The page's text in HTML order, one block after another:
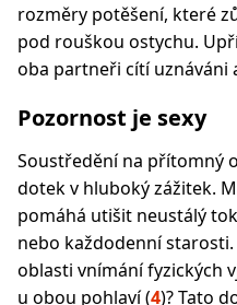
rozměry potěšení, které
pod rouškou ostychu.
oba partneři cítí uznáváni
Pozornost je sexy
Soustředění na přítomný
dotek v hluboký zážitek.
pomáhá utišit neustálý
nebo každodenní
oblasti vnímání fyzických
u obou pohlaví (4)? Tato